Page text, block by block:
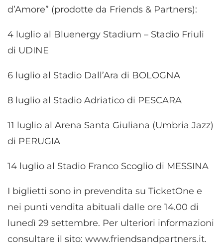
d’Amore” (prodotte da Friends & Partners):
4 luglio al Bluenergy Stadium – Stadio Friuli
di UDINE
6 luglio al Stadio Dall’Ara di BOLOGNA
8 luglio al Stadio Adriatico di PESCARA
11 luglio al Arena Santa Giuliana (Umbria Jazz)
di PERUGIA
14 luglio al Stadio Franco Scoglio di MESSINA
I biglietti sono in prevendita su TicketOne e
nei punti vendita abituali dalle ore 14.00 di
lunedì 29 settembre. Per ulteriori informazioni
consultare il sito: www.friendsandpartners.it.